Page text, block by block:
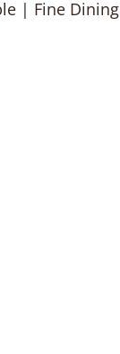
| Fine Dining